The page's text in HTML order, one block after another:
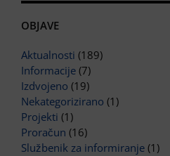
OBJAVE
Aktualnosti (189)
Informacije (7)
Izdvojeno (19)
Nekategorizirano (1)
Projekti (1)
Proračun (16)
Službenik za informiranje (1)